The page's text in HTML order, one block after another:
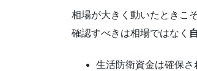
相場が大きく動いたときこそ
確認すべきは相場ではなく
生活防衛資金は確保さ